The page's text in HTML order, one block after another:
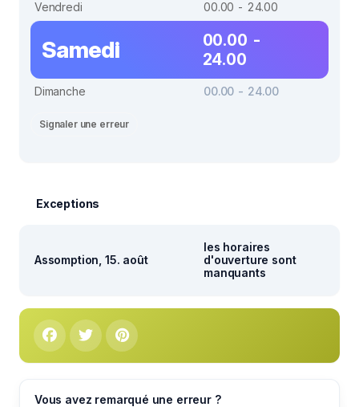
Vendredi
00.00 - 24.00
Samedi
00.00 -
24.00
Dimanche 00.00 - 24.00
Signaler une erreur
Exceptions
Assomption, 15. août
les horaires
d'ouverture sont
manquants
Vous avez remarqué une erreur ?